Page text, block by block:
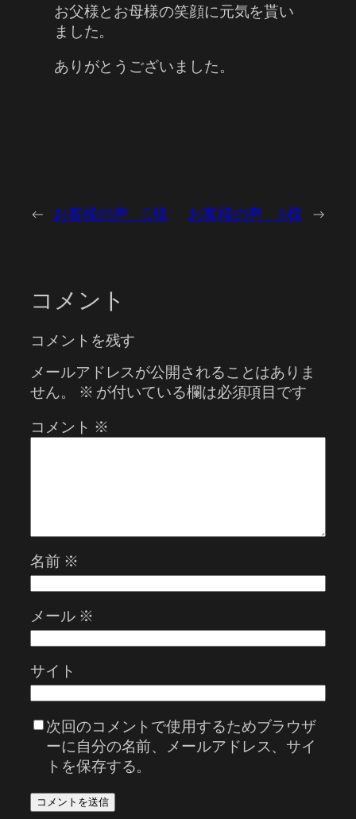
お父様とお母様の笑顔に元気を貰い
ました。
ありがとうございました。
← お客様の声 C様 お客様の声 A様 →
コメント
コメントを残す
メールアドレスが公開されることはありま
せん。
※ が付いている欄は必須項目です
コメント ※
名前 ※
メール ※
サイト
次回のコメントで使用するためブラウザ
ーに自分の名前、メールアドレス、サイ
トを保存する。